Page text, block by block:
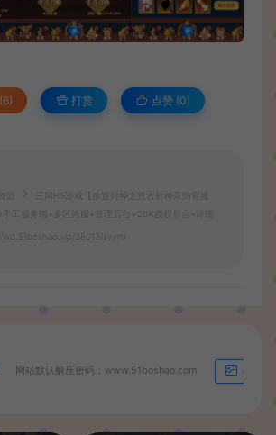
打赏 点赞 (0)
源
三网H5游戏【放置封神之荒古封神录防官魔
手工服务端+多区跨服+管理后台+CDK授权后台+详细
wd.51boshao.vip/38013/syym/
网站默认解压密码：www.51boshao.com 生成海